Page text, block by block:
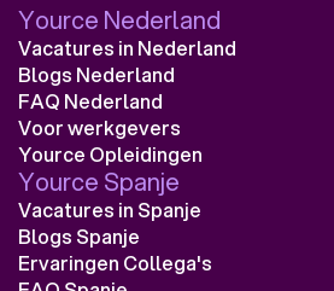
Yource Nederland
Vacatures in Nederland
Blogs Nederland
FAQ Nederland
Voor werkgevers
Yource Opleidingen
Yource Spanje
Vacatures in Spanje
Blogs Spanje
Ervaringen Collega's